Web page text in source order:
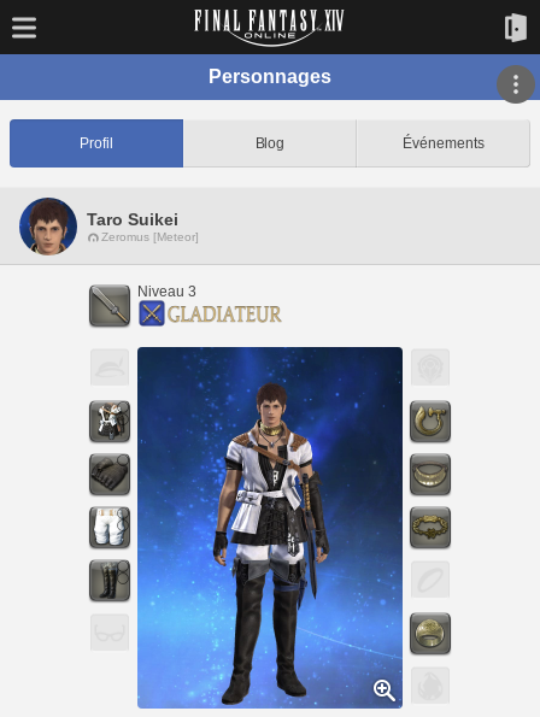
Personnages
Profil Blog Événements
Taro Suikei
Zeromus [Meteor]
Niveau 3